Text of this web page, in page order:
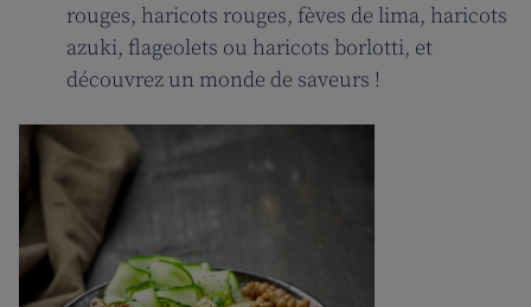
rouges, haricots rouges, fèves de lima, haricots
azuki, flageolets ou haricots borlotti, et
découvrez un monde de saveurs !